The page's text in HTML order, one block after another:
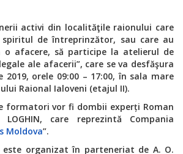
din localităţile raionului care
de întreprinzător, sau care au
afacere, să participe la atelierul de
ale afacerii”, care se va desfăşura
2019, orele 09:00 – 17:00, în sala mare
Raional Ialoveni (etajul II).
vor fi dombii experți Roman
LOGHIN, care reprezintă Compania
Moldova”.
organizat în parteneriat de A. O.